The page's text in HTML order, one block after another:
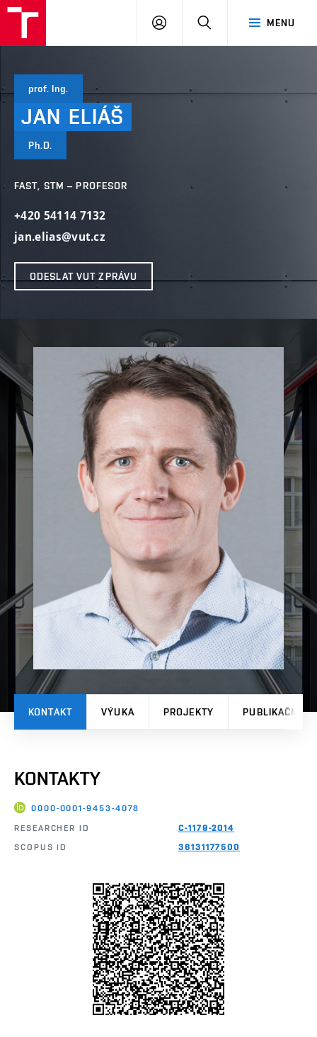
MENU
PŘIHLÁSIT
prof. Ing.
JAN ELIÁŠ
Ph.D.
FAST, STM – PROFESOR
+420 54114 7132
jan.elias@vut.cz
ODESLAT VUT ZPRÁVU
KONTAKT VÝUKA PROJEKTY PUBLIKAČNÍ
KONTAKTY
0000-0001-9453-4078
RESEARCHER ID
C-1179-2014
SCOPUS ID
36131177500